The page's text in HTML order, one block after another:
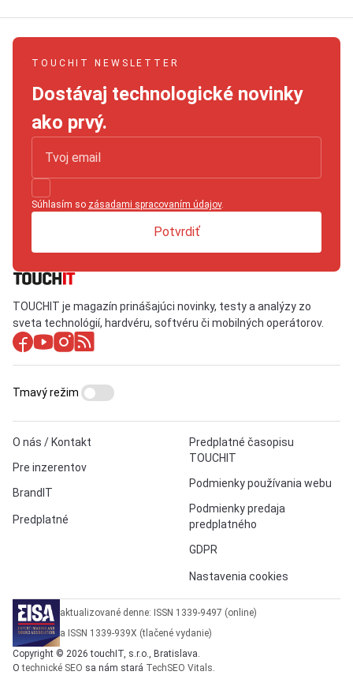
TOUCHIT NEWSLETTER
Dostávaj technologické novinky
ako prvý.
Súhlasím so zásadami spracovaním údajov.
Potvrdiť
TOUCHIT je magazín prinášajúci novinky, testy a analýzy zo
sveta technológií, hardvéru, softvéru či mobilných operátorov.
O nás / Kontakt
Pre inzerentov
BrandIT
Predplatné
Predplatné časopisu
TOUCHIT
Podmienky používania webu
Podmienky predaja
predplatného
GDPR
Nastavenia cookies
Tmavý režim
aktualizované denne: ISSN 1339-9497 (online)
a ISSN 1339-939X (tlačené vydanie)
Copyright © 2026 touchIT, s.r.o., Bratislava.
Otechnické SEO sa nám stará TechSEO Vitals